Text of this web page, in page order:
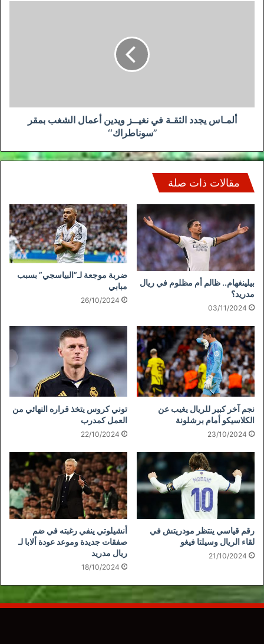
بمقر
’’سوناطراك‘‘
ألمـاس يجدد الثقـة في نغيــز ويدين أعمال الشغب بمقر
’’سوناطراك‘‘
مقالات ذات صلة
بيلينغهام.. ظالم أم مظلوم في ريال
مدريد؟
03/11/2024
ضربة موجعة لـ”البياسجي” بسبب
مبابي
26/10/2024
نجم آخر كبير للريال يغيب عن
الكلاسيكو أمام برشلونة
23/10/2024
توني كروس يتخذ قراره النهائي من
العمل كمدرب
22/10/2024
رقم قياسي ينتظر مودريتش في
لقاء الريال وسيلتا فيغو
21/10/2024
أنشيلوتي ينفي رغبته في ضم
صفقات جديدة وموعد عودة ألابا لـ
ريال مدريد
18/10/2024